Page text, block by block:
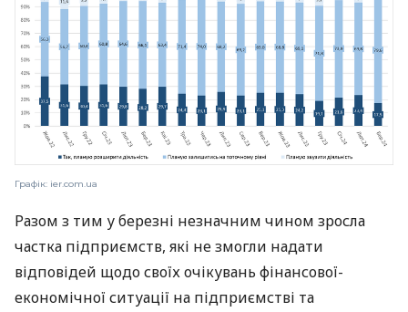
Графік: ier.com.ua
Разом з тим у березні незначним чином зросла
частка підприємств, які не змогли надати
відповідей щодо своїх очікувань фінансової-
економічної ситуації на підприємстві та